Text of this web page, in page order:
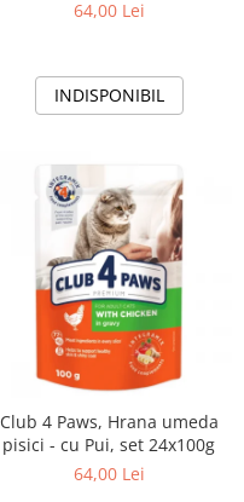
set 24*100g
64,00 Lei
INDISPONIBIL
Club 4 Paws, Hrana umeda
pisici - cu Pui, set 24x100g
64,00 Lei